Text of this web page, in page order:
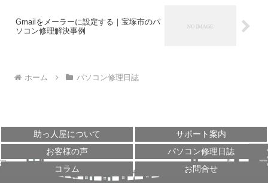
Gmailをメーラーに設定する｜宝塚市のパ
ソコン修理解決事例
ホーム パソコン修理日誌
助っ人屋について
サポート案内
お客様の声
パソコン修理日誌
コラム
お問合せ